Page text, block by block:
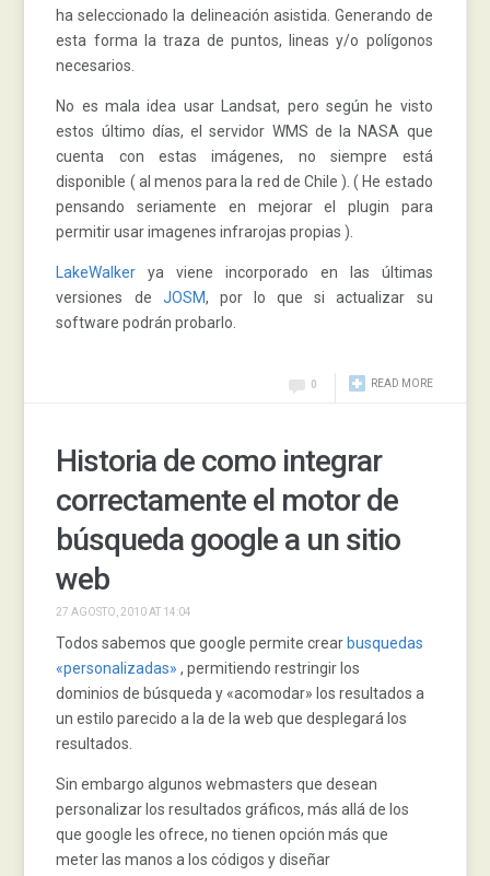
ha seleccionado la delineación asistida. Generando de
esta forma la traza de puntos, lineas y/o polígonos
necesarios.
No es mala idea usar Landsat, pero según he visto
estos último días, el servidor WMS de la NASA que
cuenta con estas imágenes, no siempre está
disponible ( al menos para la red de Chile ). ( He estado
pensando seriamente en mejorar el plugin para
permitir usar imagenes infrarojas propias ).
LakeWalker ya viene incorporado en las últimas
versiones de JOSM, por lo que si actualizar su
software podrán probarlo.
READ MORE
0
Historia de como integrar
correctamente el motor de
búsqueda google a un sitio
web
27 AGOSTO, 2010 AT 14:04
Todos sabemos que google permite crear busquedas
«personalizadas» , permitiendo restringir los
dominios de búsqueda y «acomodar» los resultados a
un estilo parecido a la de la web que desplegará los
resultados.
Sin embargo algunos webmasters que desean
personalizar los resultados gráficos, más allá de los
que google les ofrece, no tienen opción más que
meter las manos a los códigos y diseñar